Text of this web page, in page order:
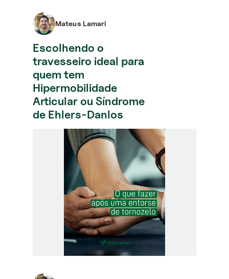
Mateus Lamari
Escolhendo o
travesseiro ideal para
quem tem
Hipermobilidade
Articular ou Síndrome
de Ehlers-Danlos